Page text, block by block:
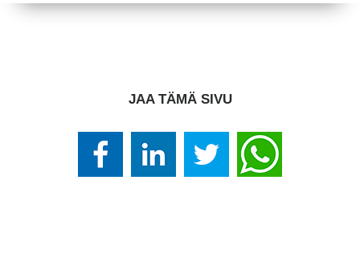
JAA TÄMÄ SIVU